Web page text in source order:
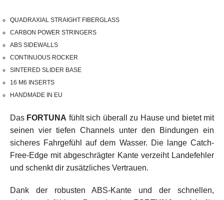
QUADRAXIAL STRAIGHT FIBERGLASS
CARBON POWER STRINGERS
ABS SIDEWALLS
CONTINUOUS ROCKER
SINTERED SLIDER BASE
16 M6 INSERTS
HANDMADE IN EU
Das FORTUNA fühlt sich überall zu Hause und bietet mit
seinen vier tiefen Channels unter den Bindungen ein
sicheres Fahrgefühl auf dem Wasser. Die lange Catch-
Free-Edge mit abgeschrägter Kante verzeiht Landefehler
und schenkt dir zusätzliches Vertrauen.
Dank der robusten ABS-Kante und der schnellen,